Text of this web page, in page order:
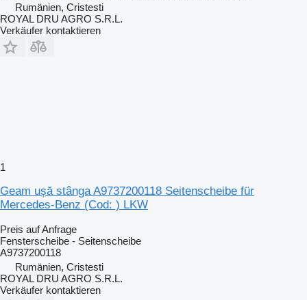
Rumänien, Cristesti
ROYAL DRU AGRO S.R.L.
Verkäufer kontaktieren
1
Geam ușă stânga A9737200118 Seitenscheibe für
Mercedes-Benz (Cod: ) LKW
Preis auf Anfrage
Fensterscheibe - Seitenscheibe
A9737200118
Rumänien, Cristesti
ROYAL DRU AGRO S.R.L.
Verkäufer kontaktieren